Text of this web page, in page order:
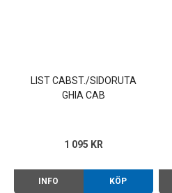
LIST CABST./SIDORUTA
GHIA CAB
1 095 KR
INFO KÖP